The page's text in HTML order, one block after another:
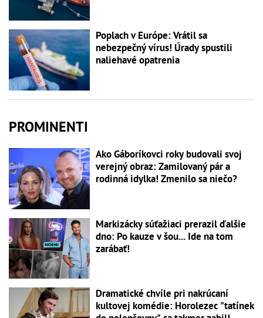
Poplach v Európe: Vrátil sa
nebezpečný vírus! Úrady spustili
naliehavé opatrenia
PROMINENTI
Ako Gáboríkovci roky budovali svoj
verejný obraz: Zamilovaný pár a
rodinná idylka! Zmenilo sa niečo?
Markizácky súťažiaci prerazil ďalšie
dno: Po kauze v šou... Ide na tom
zarábať!
Dramatické chvíle pri nakrúcaní
kultovej komédie: Horolezec "tatínek